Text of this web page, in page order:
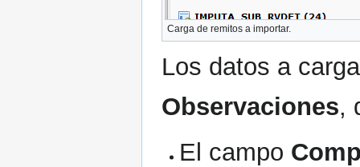
Carga de remitos a importar.
Los datos a
Observaciones,
El campo